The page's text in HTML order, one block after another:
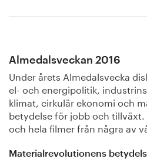
Almedalsveckan 2016
Under årets Almedalsvecka
el- och energipolitik,
klimat, cirkulär ekonomi och
betydelse för jobb och tillväxt.
och hela filmer från några av
Materialrevolutionens